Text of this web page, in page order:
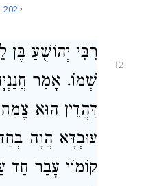
202’
12
רִבִּי יְהוֹשֻׁעַ בֶּן
שְׁמוֹ. אָמַר
דַּהֲדֵין הוּא
עוּבְדָּא הֲוָה
קוֹמוֹי עָבַר חַד